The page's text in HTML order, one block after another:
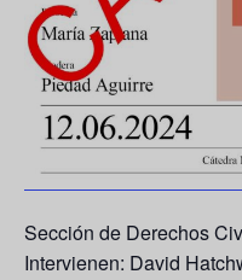
Sección de Derechos
Intervienen: David